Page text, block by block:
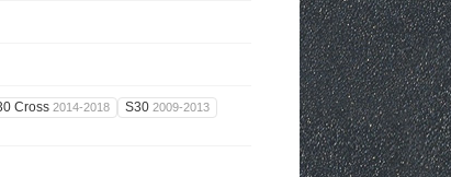
Cross 2014-2018 S30 2009-2013